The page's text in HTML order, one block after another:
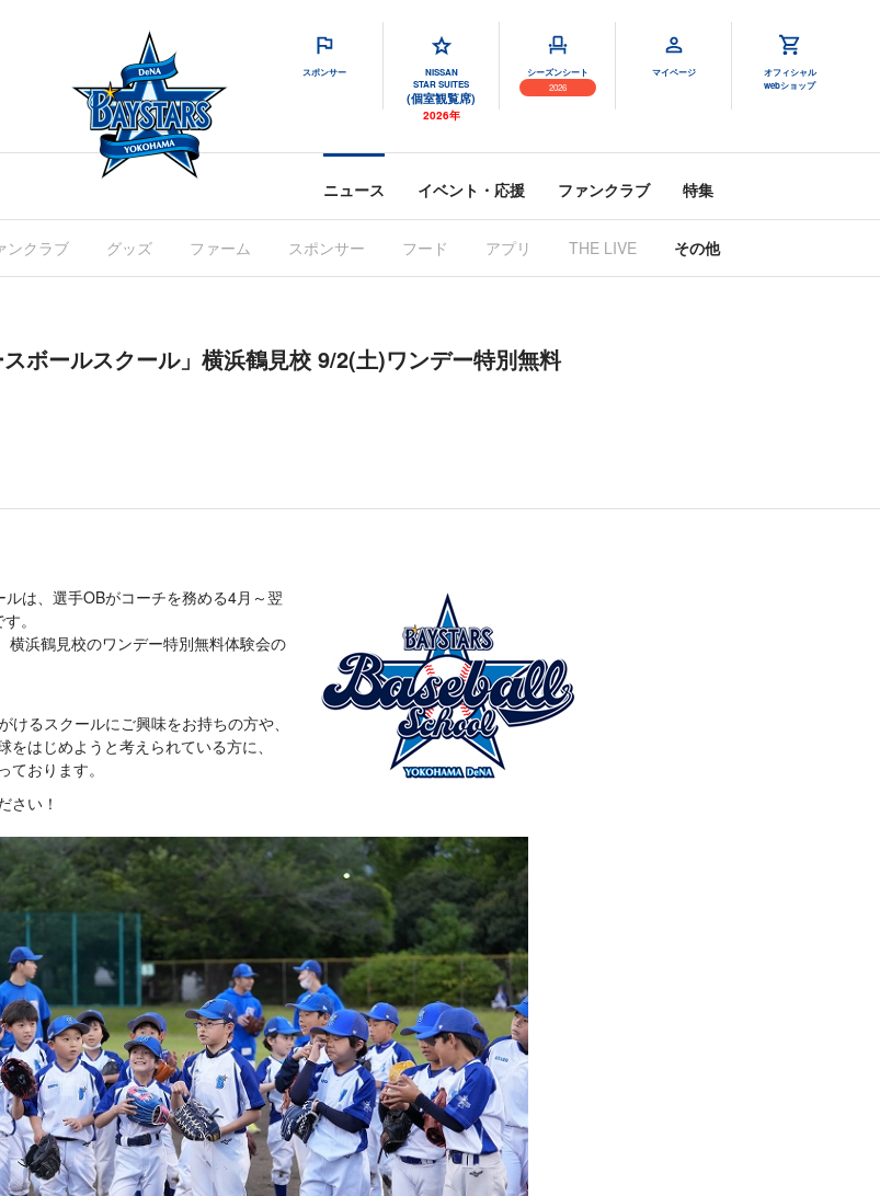
スポンサー
NISSAN
STAR SUITES
(個室観覧席)
2026年
シーズンシート
2026
マイページ
オフィシャル
webショップ
ニュース イベント・応援 ファンクラブ 特集
ンクラブ グッズ ファーム スポンサー フード アプリ THE LIVE その他
スボールスクール」横浜鶴見校 9/2(土)ワンデー特別無料
は、選手OBがコーチを務める4月～翌
。
浜鶴見校のワンデー特別無料体験会の
るスクールにご興味をお持ちの方や、
はじめようと考えられている方に、
おります。
さい！